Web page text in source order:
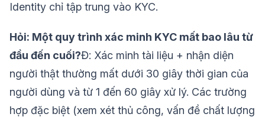
Identity chỉ tập trung vào KYC.
Hỏi: Một quy trình xác minh KYC mất bao lâu từ
đầu đến cuối?Đ: Xác minh tài liệu + nhận diện
người thật thường mất dưới 30 giây thời gian của
người dùng và từ 1 đến 60 giây xử lý. Các trường
hợp đặc biệt (xem xét thủ công, vấn đề chất lượng